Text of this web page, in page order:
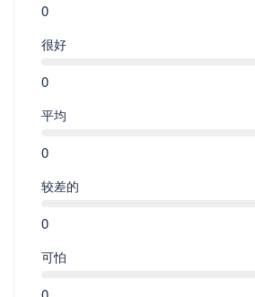
0
很好
0
平均
0
较差的
0
可怕